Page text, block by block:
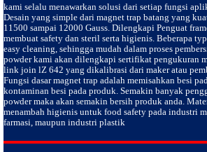
kami selalu menawarkan solusi dari setiap fungsi
Desain yang simple dari magnet trap batang yang
11500 sampai 12000 Gauss. Dilengkapi Penguat
membuat safety dan steril serta higienis. Beberapa
easy cleaning, sehingga mudah dalam proses
powder kami akan dilengkapi sertifikat pengukuran
link join lZ 642 yang dikalibrasi dari maker atau
Fungsi dasar magnet trap adalah memisahkan besi
kontaminan besi pada produk. Semakin banyak
powder maka akan semakin bersih produk anda.
menambah higienis untuk food safety pada industri
farmasi, maupun industri plastik